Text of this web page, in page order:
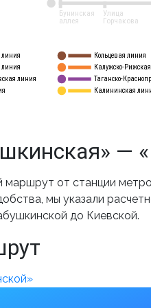
линия
линия
линия
Кольцевая линия
Калужско-
Таганско-
Калининская
Улица
Горчакова
Бунинская
аллея
—
от станции
мы указали
до Киевской.